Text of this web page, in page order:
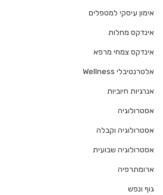
אימון עיסקי למטפלים
אינדקס מחלות
אינדקס צמחי מרפא
אלטרנטיבלי Wellness
אנרגיות חיוביות
אסטרולוגיה
אסטרולוגיה וקבלה
אסטרולוגיה שבועית
ארומתרפיה
גוף ונפש